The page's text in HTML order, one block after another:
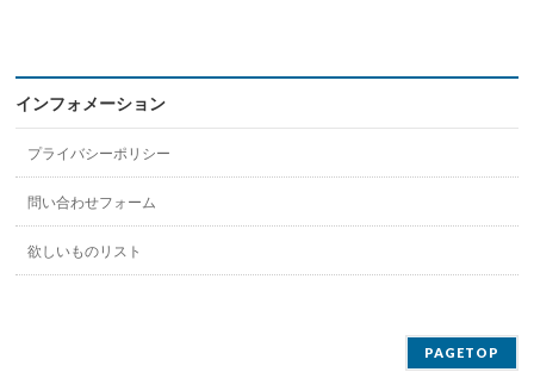
インフォメーション
プライバシーポリシー
問い合わせフォーム
欲しいものリスト
PAGETOP